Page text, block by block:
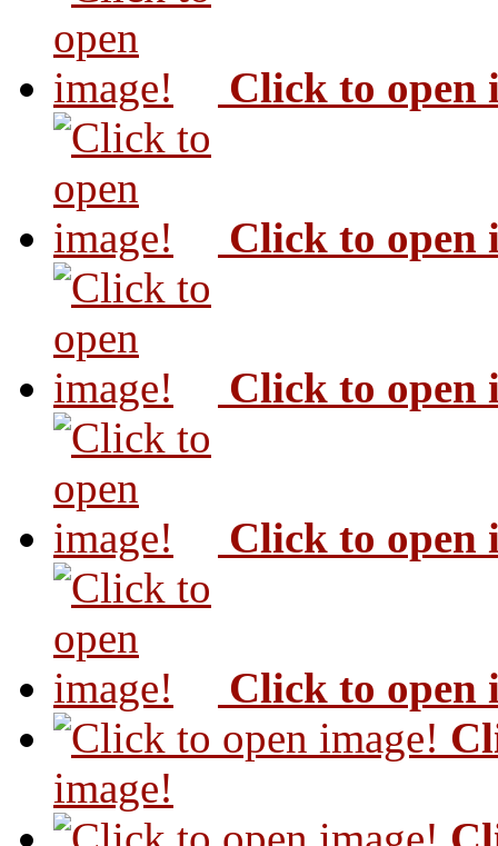
Click to open
Click to open
Click to open
Click to open
Click to open
image!